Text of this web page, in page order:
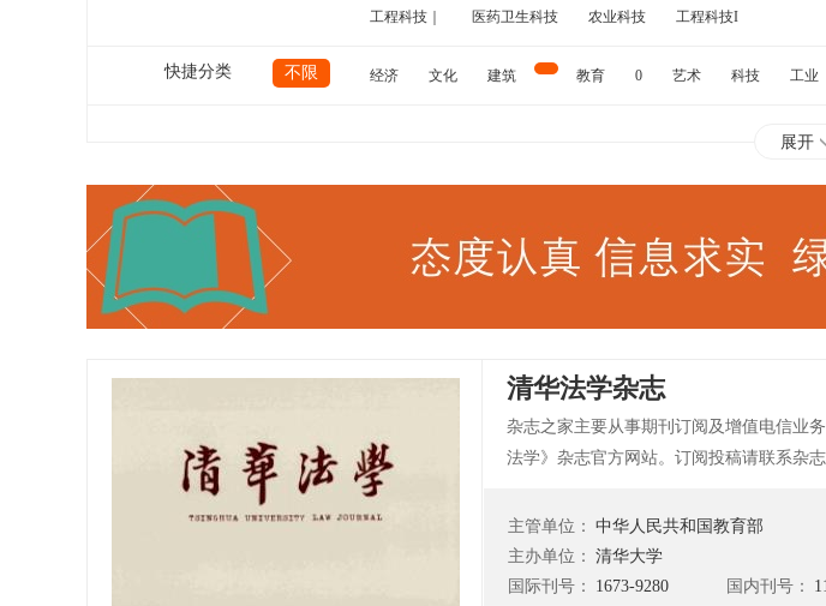
工程科技｜
医药卫生科技 农业科技 工程科技I
快捷分类 不限 经济 文化 建筑 教育 0 艺术 科技 工业
展开
清华法学杂志
杂志之家主要从事期刊订阅及增值电信业
法学》杂志官方网站。订阅投稿请联系杂
法学》秉承清华大学自强不息，厚德载物
放的姿态，预留佳圃，敬候国手佳作。杂
分、表达精准、独立署名，对文章篇幅没
主管单位： 中华人民共和国教育部
主办单位： 清华大学
国际刊号：
1673-9280 国内刊号：